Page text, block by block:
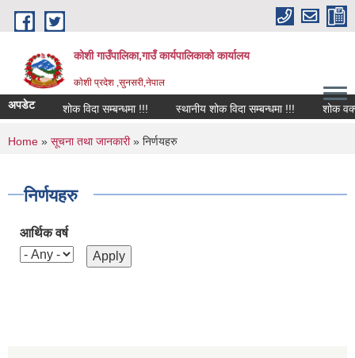
Skip to main content
कोशी गाउँपालिका,गाउँ कार्यपालिकाको कार्यालय
काेशी प्रदेश ,सुनसरी,नेपाल
अपडेट शोक विदा सम्बन्धमा !!! स्थानीय शोक विदा सम्बन्धमा !!! शोक
You are here
Home » सूचना तथा जानकारी» निर्णयहरु
निर्णयहरु
आर्थिक वर्ष